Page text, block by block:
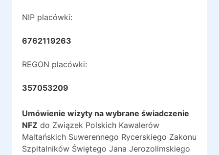
NIP placówki:
6762119263
REGON placówki:
357053209
Umówienie wizyty na wybrane świadczenie
NFZ do Związek Polskich Kawalerów
Maltańskich Suwerennego Rycerskiego Zakonu
Szpitalników Świętego Jana Jerozolimskiego